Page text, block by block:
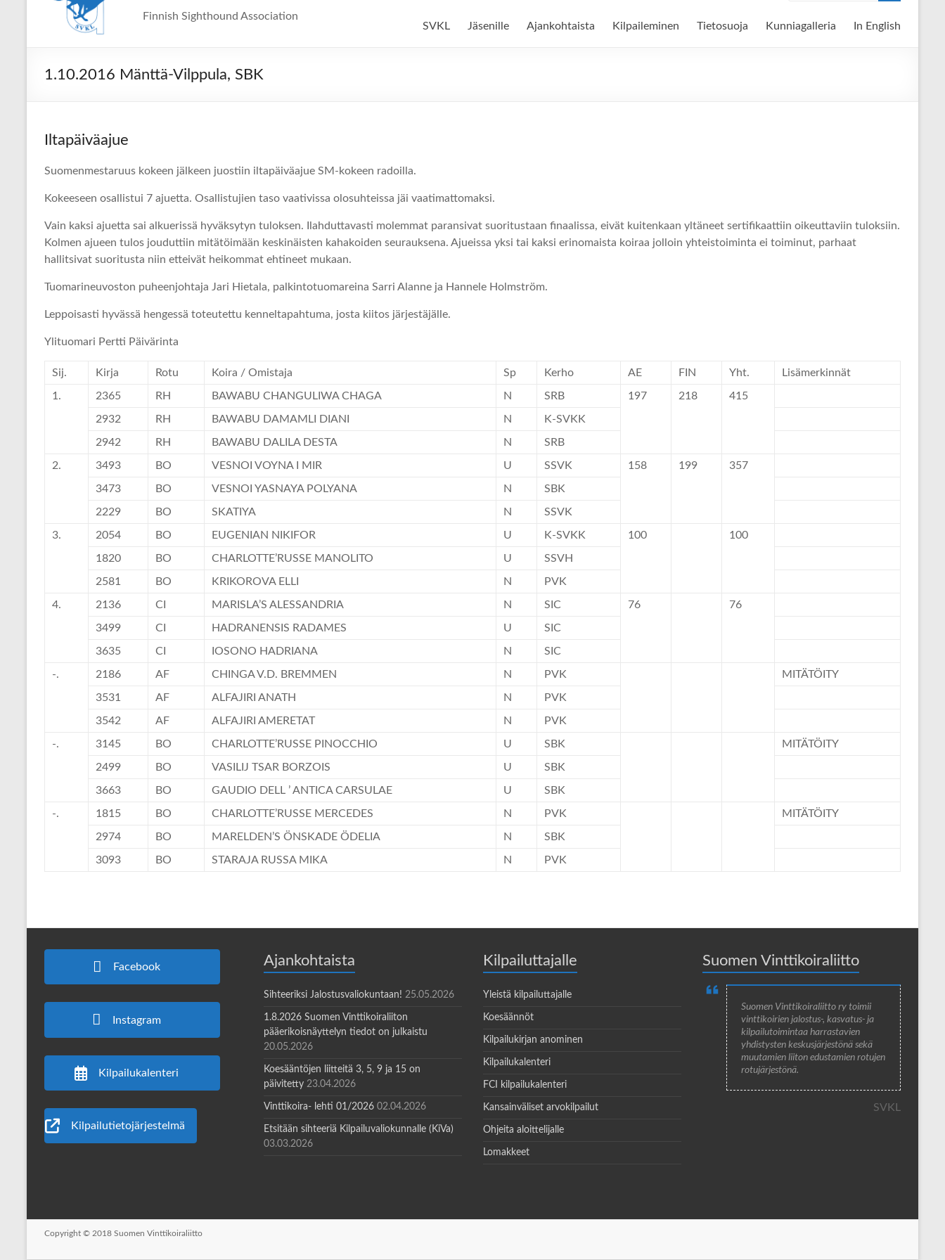
Finnish Sighthound Association
SVKL
Jäsenille Ajankohtaista Kilpaileminen Tietosuoja Kunniagalleria In English
1.10.2016 Mänttä-Vilppula, SBK
Iltapäiväajue
Suomenmestaruus kokeen jälkeen juostiin iltapäiväajue SM-kokeen radoilla.
Kokeeseen osallistui 7 ajuetta. Osallistujien taso vaativissa olosuhteissa jäi vaatimattomaksi.
Vain kaksi ajuetta sai alkuerissä hyväksytyn tuloksen. Ilahduttavasti molemmat paransivat suoritustaan finaalissa, eivät kuitenkaan yltäneet sertifikaattiin oikeuttaviin tuloksiin.
Kolmen ajueen tulos jouduttiin mitätöimään keskinäisten kahakoiden seurauksena. Ajueissa yksi tai kaksi erinomaista koiraa jolloin yhteistoiminta ei toiminut, parhaat
hallitsivat suoritusta niin etteivät heikommat ehtineet mukaan.
Tuomarineuvoston puheenjohtaja Jari Hietala, palkintotuomareina Sarri Alanne ja Hannele Holmström.
Leppoisasti hyvässä hengessä toteutettu kenneltapahtuma, josta kiitos järjestäjälle.
Ylituomari Pertti Päivärinta
Sij. Kirja Rotu Koira / Omistaja Sp Kerho AE FIN Yht. Lisämerkinnät
1. 2365 RH BAWABU CHANGULIWA CHAGA N SRB 197 218 415
2932 RH BAWABU DAMAMLI DIANI N K-SVKK
2942 RH BAWABU DALILA DESTA N SRB
2. 3493 BO VESNOI VOYNA I MIR U SSVK 158 199 357
3473 BO VESNOI YASNAYA POLYANA N SBK
2229 BO SKATIYA N SSVK
3. 2054 BO EUGENIAN NIKIFOR U K-SVKK 100 100
1820 BO CHARLOTTE’RUSSE MANOLITO U SSVH
2581 BO KRIKOROVA ELLI N PVK
4. 2136 CI MARISLA’S ALESSANDRIA N SIC 76 76
3499 CI HADRANENSIS RADAMES U SIC
3635 CI IOSONO HADRIANA N SIC
-. 2186 AF CHINGA V.D. BREMMEN N PVK MITÄTÖITY
3531 AF ALFAJIRI ANATH N PVK
3542 AF ALFAJIRI AMERETAT N PVK
-. 3145 BO CHARLOTTE’RUSSE PINOCCHIO U SBK MITÄTÖITY
2499 BO VASILIJ TSAR BORZOIS U SBK
3663 BO GAUDIO DELL ’ ANTICA CARSULAE U SBK
-. 1815 BO CHARLOTTE’RUSSE MERCEDES N PVK MITÄTÖITY
2974 BO MARELDEN’S ÖNSKADE ÖDELIA N SBK
3093 BO STARAJA RUSSA MIKA N PVK
Facebook
Instagram
Kilpailukalenteri
Kilpailutietojärjestelmä
Ajankohtaista
Sihteeriksi Jalostusvaliokuntaan! 25.05.2026
1.8.2026 Suomen Vinttikoiraliiton
pääerikoisnäyttelyn tiedot on julkaistu
20.05.2026
Koesääntöjen liitteitä 3, 5, 9 ja 15 on
päivitetty 23.04.2026
Vinttikoira- lehti 01/2026 02.04.2026
Etsitään sihteeriä Kilpailuvaliokunnalle (KiVa)
03.03.2026
Kilpailuttajalle
Yleistä kilpailuttajalle
Koesäännöt
Kilpailukirjan anominen
Kilpailukalenteri
FCI kilpailukalenteri
Kansainväliset arvokilpailut
Ohjeita aloittelijalle
Lomakkeet
Suomen Vinttikoiraliitto
Suomen Vinttikoiraliitto ry toimii
vinttikoirien jalostus-, kasvatus- ja
kilpailutoimintaa harrastavien
yhdistysten keskusjärjestönä sekä
muutamien liiton edustamien rotujen
rotujärjestönä.
SVKL